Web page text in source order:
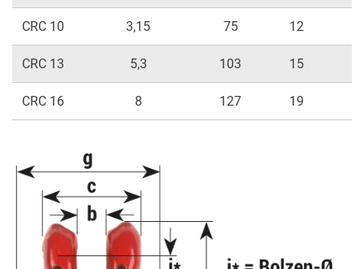
CRC 10 3,15 75 12
CRC 13 5,3 103 15
CRC 16 8 127 19